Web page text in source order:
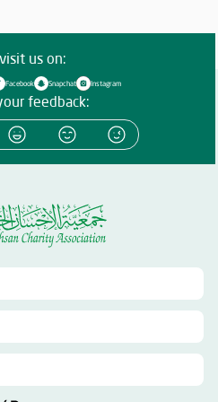
المطلوبة و سبل الدعم و التيسير ، و
إلي استكماله بفضل دعمكم و
، لندرك بأننا نسير علي الطريق الصحيح
عمقه يسعى إلى تمكين الأفراد و
فعّال في خدمة المجتمع ، و في
واقعٍ معيشي أفضل … و قال : نؤكد
من تحقيق المستهدفات التي وضعتها
من يحتاج إلي عون و مساندة. و
إلى التطوير و الابتكار ، و النهوض
الخيري ، و تنفيذ خطط الجمعية
إيجاد آليات. للوصول إلي الفئات
إلى تبادل الأفكار و تلقي
التطوير و الابتكار ، و التقدم
الاجتماع ،
الخير ، الذين وقفوا علي حاجات
us on:
Facebook Snapchat Instagram
feedback: